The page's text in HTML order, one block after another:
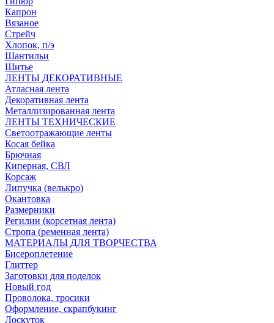
Капрон
Вязаное
Стрейч
Хлопок, п/э
Шантильи
Шитье
ЛЕНТЫ ДЕКОРАТИВНЫЕ
Атласная лента
Декоративная лента
Металлизированная лента
ЛЕНТЫ ТЕХНИЧЕСКИЕ
Светоотражающие ленты
Косая бейка
Брючная
Киперная, СВЛ
Корсаж
Липучка (велькро)
Окантовка
Размерники
Регилин (корсетная лента)
Стропа (ременная лента)
МАТЕРИАЛЫ ДЛЯ ТВОРЧЕСТВА
Бисероплетение
Глиттер
Заготовки для поделок
Новый год
Проволока, тросики
Оформление, скрапбукинг
Лоскуток